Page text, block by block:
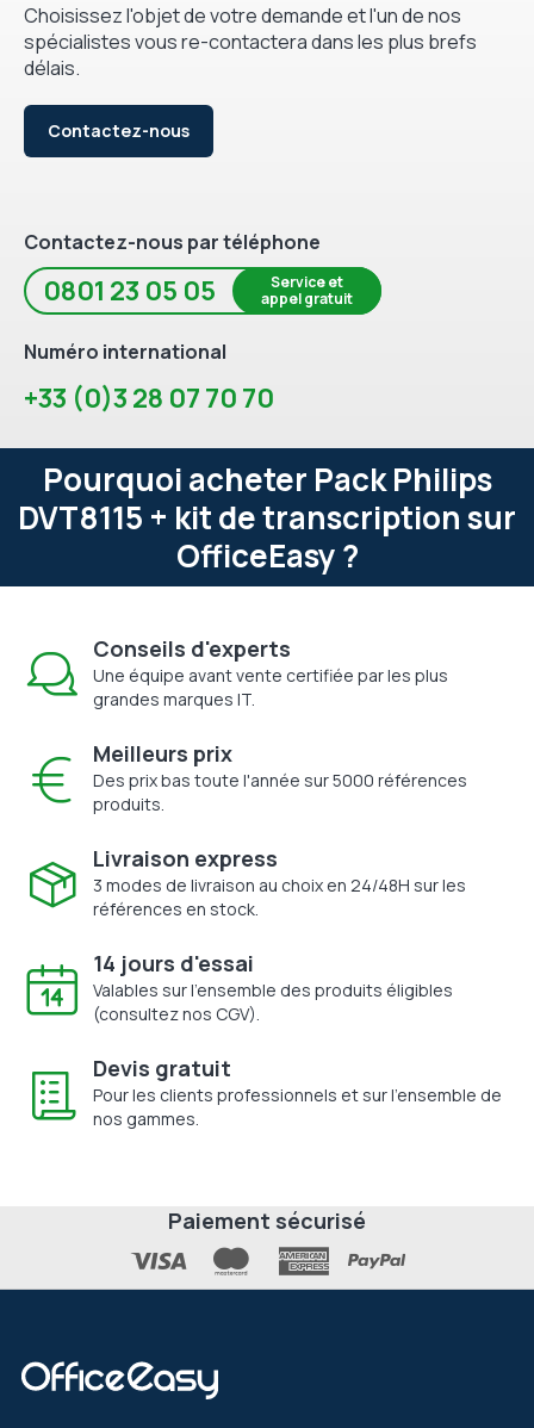
Choisissez l'objet de votre demande et l'un de nos
spécialistes vous re-contactera dans les plus brefs
délais.
Contactez-nous
Contactez-nous par téléphone
0801 23 05 05
Service et
appel gratuit
Numéro international
+33 (0)3 28 07 70 70
Pourquoi acheter Pack Philips
DVT8115 + kit de transcription sur
OfficeEasy ?
Conseils d'experts
Une équipe avant vente certifiée par les plus
grandes marques IT.
Meilleurs prix
Des prix bas toute l'année sur 5000 références
produits.
Livraison express
3 modes de livraison au choix en 24/48H sur les
références en stock.
14 jours d'essai
Valables sur l'ensemble des produits éligibles
(consultez nos CGV).
Devis gratuit
Pour les clients professionnels et sur l'ensemble de
nos gammes.
Paiement sécurisé